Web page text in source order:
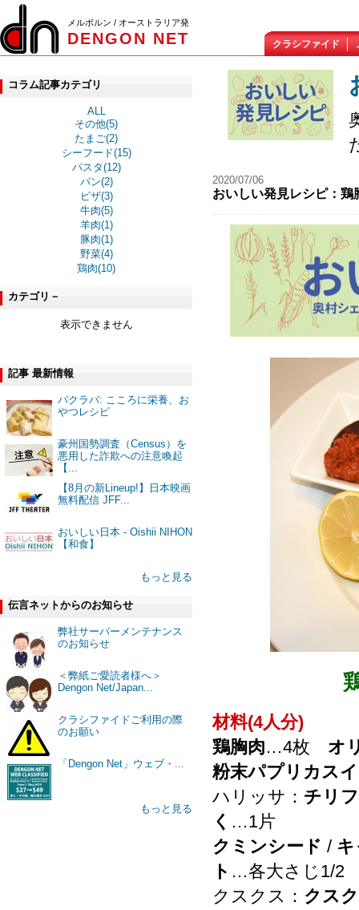
メルボルン / オーストラリア発
DENGON NET クラシファイド
コラム記事カテゴリ
ALL
その他(5)
たまご(2)
シーフード(15)
パスタ(12)
パン(2)
ピザ(3)
牛肉(5)
羊肉(1)
豚肉(1)
野菜(4)
鶏肉(10)
カテゴリ－
表示できません
記事 最新情報
バクラバ: こころに栄養、お
やつレシピ
豪州国勢調査（Census）を
悪用した詐欺への注意喚起
【...
【8月の新Lineup!】日本映画
無料配信 JFF...
おいしい日本 - Oishii NIHON
【和食】
もっと見る
伝言ネットからのお知らせ
弊社サーバーメンテナンス
のお知らせ
＜弊紙ご愛読者様へ＞
Dengon Net/Japan...
クラシファイドご利用の際
のお願い
「Dengon Net」ウェブ・...
もっと見る
2020/07/06
おいしい発見レシピ：
材料(4人分)
鶏胸肉…4枚 オ
粉末パプリカス
ハリッサ： チリ
く …1片
クミンシード /
ト …各大さじ1/2
クスクス： クス